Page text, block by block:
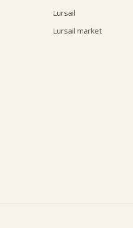
Lursail
Lursail market